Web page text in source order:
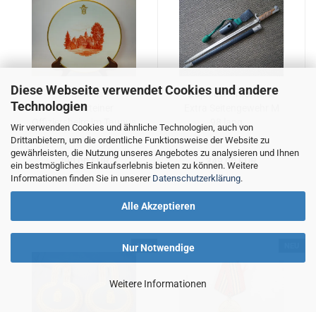
Diese Webseite verwendet Cookies und andere
Technologien
Wir verwenden Cookies und ähnliche Technologien, auch von
Drittanbietern, um die ordentliche Funktionsweise der Website zu
gewährleisten, die Nutzung unseres Angebotes zu analysieren und Ihnen
ein bestmögliches Einkaufserlebnis bieten zu können. Weitere
Informationen finden Sie in unserer Datenschutzerklärung.
Alle Akzeptieren
Nur Notwendige
Weitere Informationen
KPM Teller -
Falkensteiner
Offiziersheim im Taunus
390,00 EUR
Bajonett - Infanterie
98 lang,...
349,00 EUR
NEU